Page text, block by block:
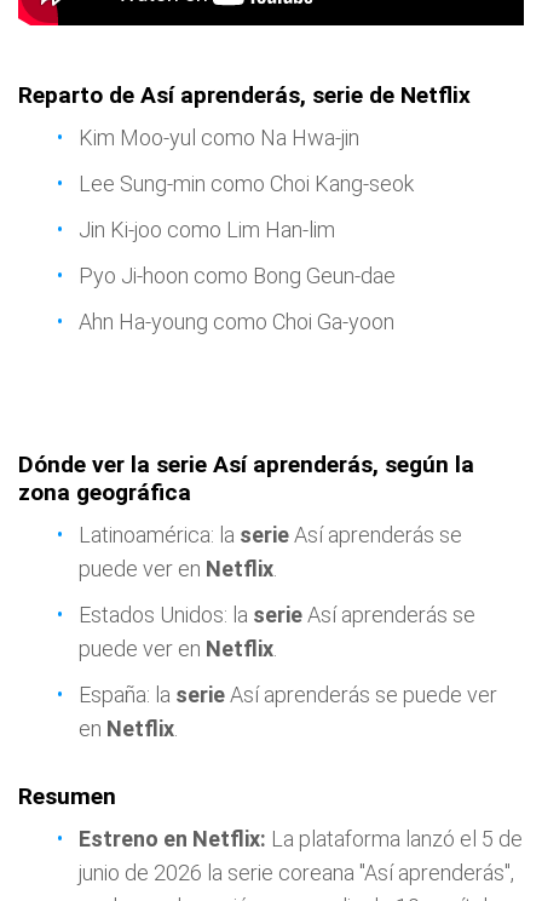
Reparto de Así aprenderás, serie de Netflix
Kim Moo-yul como Na Hwa-jin
Lee Sung-min como Choi Kang-seok
Jin Ki-joo como Lim Han-lim
Pyo Ji-hoon como Bong Geun-dae
Ahn Ha-young como Choi Ga-yoon
Dónde ver la serie Así aprenderás, según la
zona geográfica
Latinoamérica: la serieAsí aprenderás se
puede ver en Netflix
Estados Unidos: la serieAsí aprenderás se
puede ver en Netflix
España: la serieAsí aprenderás se puede ver
en Netflix
Resumen
Estreno en Netflix: La plataforma lanzó el 5 de
junio de 2026 la serie coreana "Así aprenderás",